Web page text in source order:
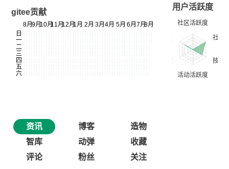
gitee贡献
用户活跃度
资讯 博客
造物
智库
动弹
收藏
评论
粉丝 关注